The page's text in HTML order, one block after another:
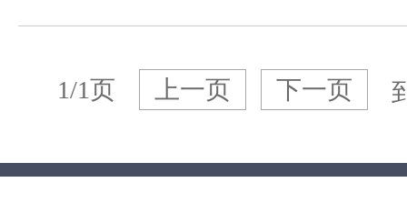
1/1页 上一页 下一页